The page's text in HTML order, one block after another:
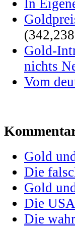
In
Gold-
nichts
Vom
Gold
Die
Gold
Die
Die